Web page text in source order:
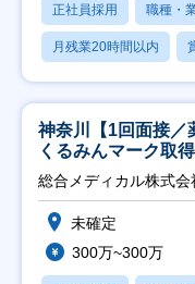
正社員採用 職種・
月残業20時間以内
神奈川【1回面接／
くるみんマーク取
総合メディカル株式会
未確定
300万~300万